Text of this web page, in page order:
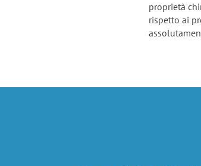
proprietà
rispetto ai